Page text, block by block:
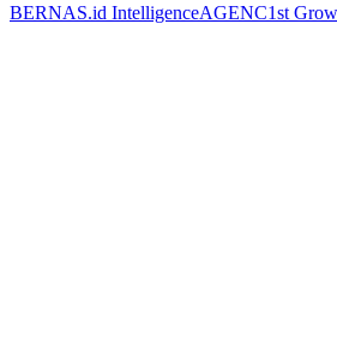
BERNAS.id IntelligenceAGENC1st